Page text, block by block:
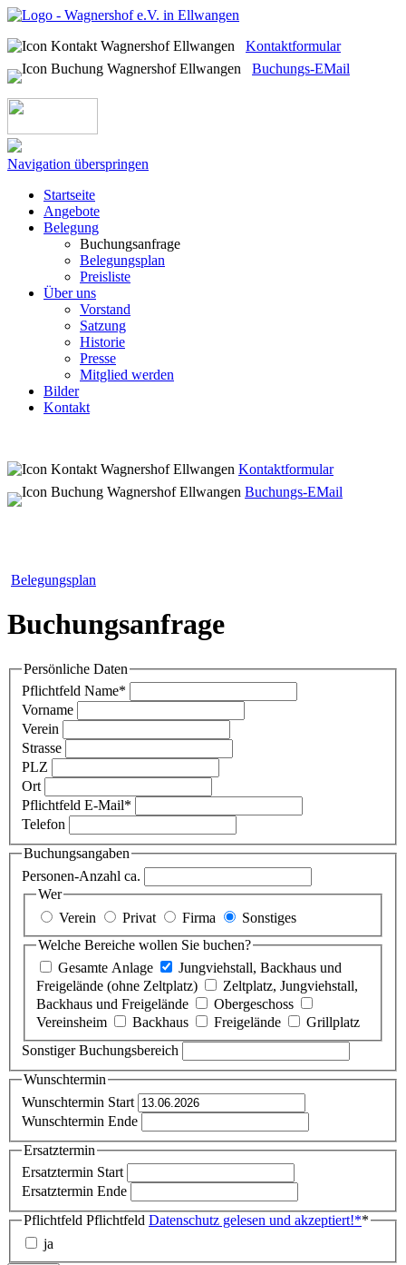
Kontaktformular
Buchungs-EMail
Navigation überspringen
Startseite
Angebote
Belegung
Buchungsanfrage
Belegungsplan
Preisliste
Über uns
Vorstand
Satzung
Historie
Presse
Mitglied werden
Bilder
Kontakt
Kontaktformular
Buchungs-EMail
Belegungsplan
Buchungsanfrage
Persönliche Daten
Pflichtfeld Name*
Vorname
Verein
Strasse
PLZ
Ort
Pflichtfeld E-Mail*
Telefon
Buchungsangaben
Personen-Anzahl ca.
Wer
Verein
Privat Firma
Sonstiges
Welche Bereiche wollen Sie buchen?
Gesamte Anlage
Jungviehstall, Backhaus und
Freigelände (ohne Zeltplatz)
Zeltplatz, Jungviehstall,
Backhaus und Freigelände
Obergeschoss
Vereinsheim
Backhaus Freigelände
Grillplatz
Sonstiger Buchungsbereich
Wunschtermin
Wunschtermin Start
Wunschtermin Ende
Ersatztermin
Ersatztermin Start
Ersatztermin Ende
Pflichtfeld Pflichtfeld Datenschutz gelesen und akzeptiert!**
ja